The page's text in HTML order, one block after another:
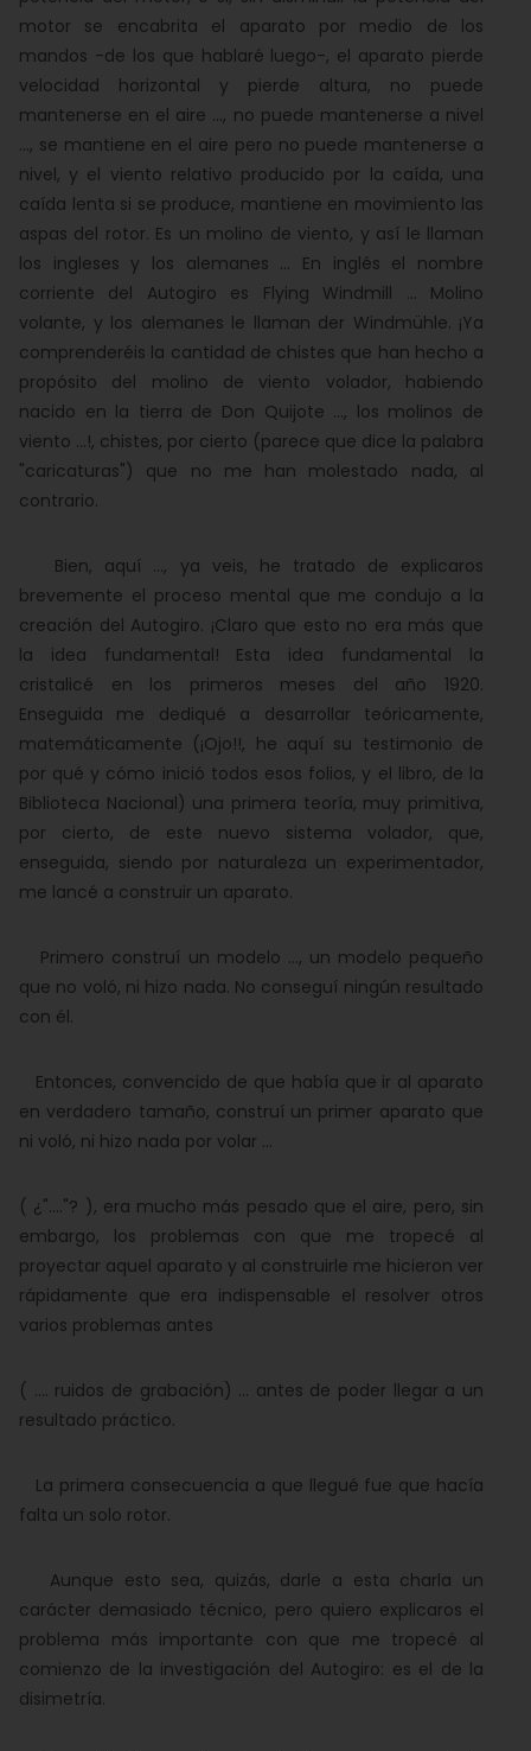
motor se encabrita el aparato por medio de los
mandos -de los que hablaré luego-, el aparato pierde
velocidad horizontal y pierde altura, no puede
mantenerse en el aire ..., no puede mantenerse a nivel
..., se mantiene en el aire pero no puede mantenerse a
nivel, y el viento relativo producido por la caída, una
caída lenta si se produce, mantiene en movimiento las
aspas del rotor. Es un molino de viento, y así le llaman
los ingleses y los alemanes ... En inglés el nombre
corriente del Autogiro es Flying Windmill ... Molino
volante, y los alemanes le llaman der Windmühle. ¡Ya
comprenderéis la cantidad de chistes que han hecho a
propósito del molino de viento volador, habiendo
nacido en la tierra de Don Quijote ..., los molinos de
viento ...!, chistes, por cierto (parece que dice la palabra
"caricaturas") que no me han molestado nada, al
contrario.
Bien, aquí ..., ya veis, he tratado de explicaros
brevemente el proceso mental que me condujo a la
creación del Autogiro. ¡Claro que esto no era más que
la idea fundamental! Esta idea fundamental la
cristalicé en los primeros meses del año 1920.
Enseguida me dediqué a desarrollar teóricamente,
matemáticamente (¡Ojo!!, he aquí su testimonio de
por qué y cómo inició todos esos folios, y el libro, de la
Biblioteca Nacional) una primera teoría, muy primitiva,
por cierto, de este nuevo sistema volador, que,
enseguida, siendo por naturaleza un experimentador,
me lancé a construir un aparato.
Primero construí un modelo ..., un modelo pequeño
que no voló, ni hizo nada. No conseguí ningún resultado
con él.
Entonces, convencido de que había que ir al aparato
en verdadero tamaño, construí un primer aparato que
ni voló, ni hizo nada por volar ...
( ¿"...."? ), era mucho más pesado que el aire, pero, sin
embargo, los problemas con que me tropecé al
proyectar aquel aparato y al construirle me hicieron ver
rápidamente que era indispensable el resolver otros
varios problemas antes
( .... ruidos de grabación) ... antes de poder llegar a un
resultado práctico.
La primera consecuencia a que llegué fue que hacía
falta un solo rotor.
Aunque esto sea, quizás, darle a esta charla un
carácter demasiado técnico, pero quiero explicaros el
problema más importante con que me tropecé al
comienzo de la investigación del Autogiro: es el de la
disimetría.